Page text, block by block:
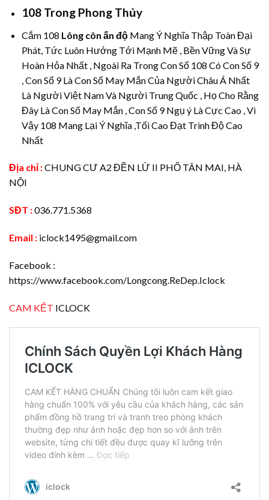
108 Trong Phong Thủy
Cắm 108 Lông côn ấn độMang Ý Nghĩa Thập Toàn Đại
Phát, Tức Luôn Hướng Tới Mạnh Mẽ , Bền Vững Và Sự
Hoàn Hỏa Nhất , Ngoài Ra Trong Con Số 108 Có Con Số 9
, Con Số 9 Là Con Số May Mắn Của Người Châu Á Nhất
Là Người Việt Nam Và Người Trung Quốc , Họ Cho Rằng
Đây Là Con Số May Mắn , Con Số 9 Ngụ ý Là Cực Cao , Vì
Vậy 108 Mang Lại Ý Nghĩa ,Tối Cao Đạt Trình Độ Cao
Nhất
Địa chỉ :CHUNG CƯ A2 ĐỀN LỪ II PHỐ TÂN MAI, HÀ
NỘI
SĐT :036.771.5368
Email : iclock1495@gmail.com
Facebook :
https://www.facebook.com/Longcong.ReDep.Iclock
CAM KẾT ICLOCK